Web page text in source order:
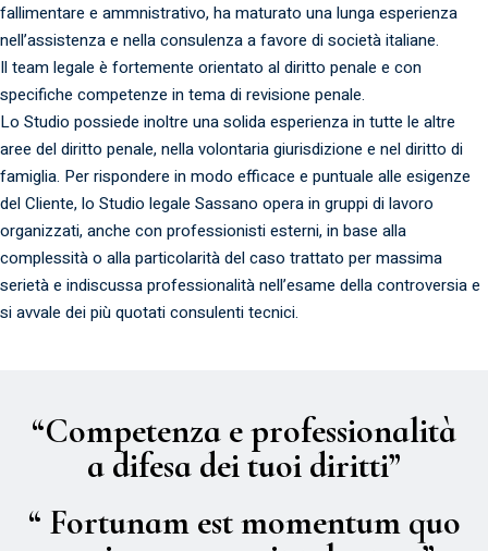
fallimentare e ammnistrativo, ha maturato una lunga esperienza
nell’assistenza e nella consulenza a favore di società italiane.
Il team legale è fortemente orientato al diritto penale e con
specifiche competenze in tema di revisione penale.
Lo Studio possiede inoltre una solida esperienza in tutte le altre
aree del diritto penale, nella volontaria giurisdizione e nel diritto di
famiglia. Per rispondere in modo efficace e puntuale alle esigenze
del Cliente, lo Studio legale Sassano opera in gruppi di lavoro
organizzati, anche con professionisti esterni, in base alla
complessità o alla particolarità del caso trattato per massima
serietà e indiscussa professionalità nell’esame della controversia e
si avvale dei più quotati consulenti tecnici.
“Competenza e professionalità
a difesa dei tuoi diritti”
“ Fortunam est momentum quo